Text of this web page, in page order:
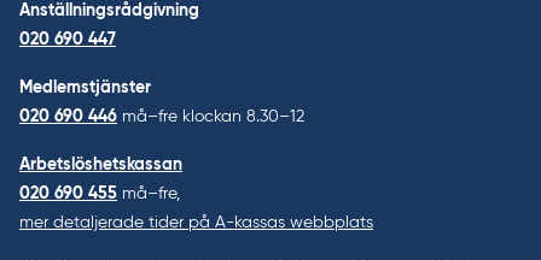
Anställningsrådgivning
020 690 447
Medlemstjänster
020 690 446 må–fre klockan 8.30–12
Arbetslöshetskassan
020 690 455 må–fre,
mer detaljerade tider på A-kassas webbplats